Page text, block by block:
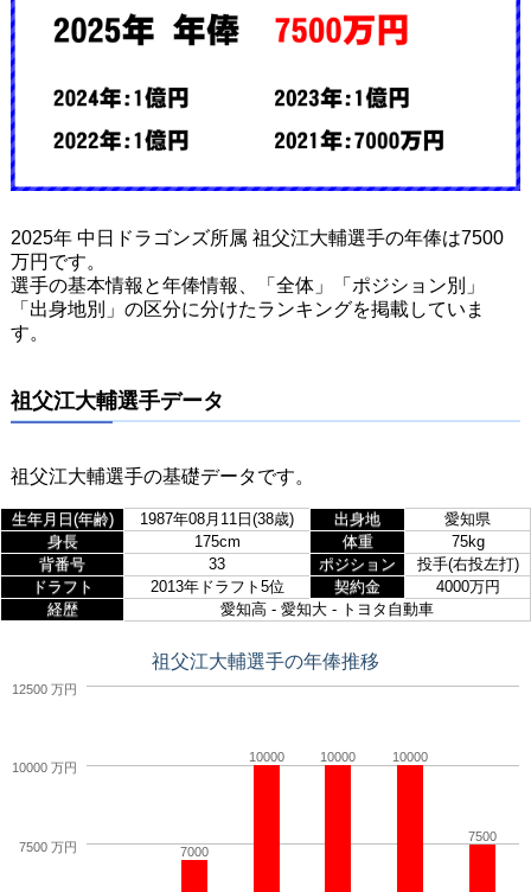
2025年 中日ドラゴンズ所属 祖父江大輔選手の年俸は7500
万円です。
選手の基本情報と年俸情報、「全体」「ポジション別」
「出身地別」の区分に分けたランキングを掲載していま
す。
祖父江大輔選手データ
祖父江大輔選手の基礎データです。
生年月日(年齢) 1987年08月11日(38歳) 出身地
愛知県
身長
175cm 体重
75kg
背番号
33 ポジション
投手(右投左打)
ドラフト
2013年ドラフト5位 契約金
4000万円
経歴
愛知高 - 愛知大 - トヨタ自動車
祖父江大輔選手の年俸推移
7000
10000 10000 10000
7500
10000 万円
7500 万円
12500 万円